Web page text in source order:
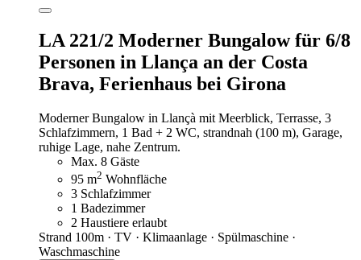
LA 221/2 Moderner Bungalow für 6/8
Personen in Llança an der Costa
Brava, Ferienhaus bei Girona
Moderner Bungalow in Llançà mit Meerblick, Terrasse, 3
Schlafzimmern, 1 Bad + 2 WC, strandnah (100 m), Garage,
ruhige Lage, nahe Zentrum.
Max. 8 Gäste
95 m2 Wohnfläche
3 Schlafzimmer
1 Badezimmer
2 Haustiere erlaubt
Strand 100m · TV · Klimaanlage · Spülmaschine ·
Waschmaschine